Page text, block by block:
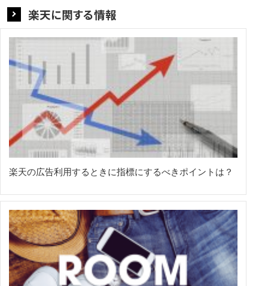
楽天に関する情報
楽天の広告利用するときに指標にするべきポイントは？